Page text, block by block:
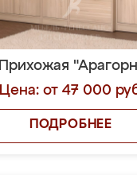
Прихожая
Цена: от 47 000
ПОДРОБНЕЕ